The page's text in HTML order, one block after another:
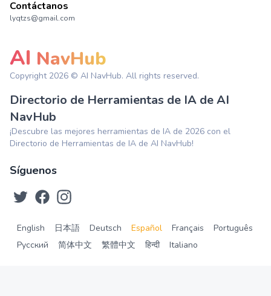
Contáctanos
lyqtzs@gmail.com
AI NavHub
Copyright 2026 © AI NavHub. All rights reserved.
Directorio de Herramientas de IA de AI
NavHub
¡Descubre las mejores herramientas de IA de 2026 con el
Directorio de Herramientas de IA de AI NavHub!
Síguenos
English 日本語 Deutsch Español Français
Português
Русский
简体中文 繁體中文 हिन्दी Italiano